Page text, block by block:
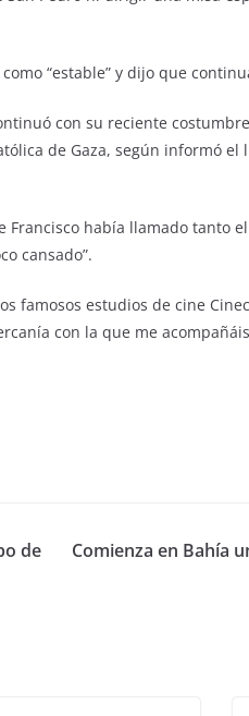
“estable” y dijo que
con su reciente
de Gaza, según informó el
había llamado tanto
cansado”.
famosos estudios de cine
con la que me
de
Comienza en Bahía